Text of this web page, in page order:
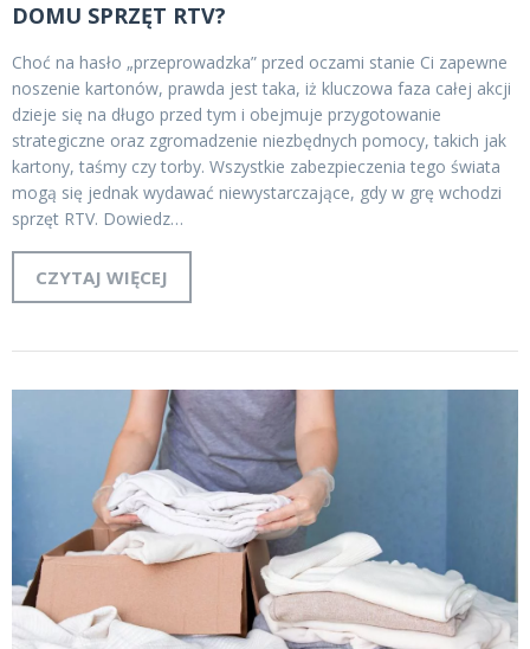
DOMU SPRZĘT RTV?
Choć na hasło „przeprowadzka” przed oczami stanie Ci zapewne
noszenie kartonów, prawda jest taka, iż kluczowa faza całej akcji
dzieje się na długo przed tym i obejmuje przygotowanie
strategiczne oraz zgromadzenie niezbędnych pomocy, takich jak
kartony, taśmy czy torby. Wszystkie zabezpieczenia tego świata
mogą się jednak wydawać niewystarczające, gdy w grę wchodzi
sprzęt RTV. Dowiedz…
CZYTAJ WIĘCEJ